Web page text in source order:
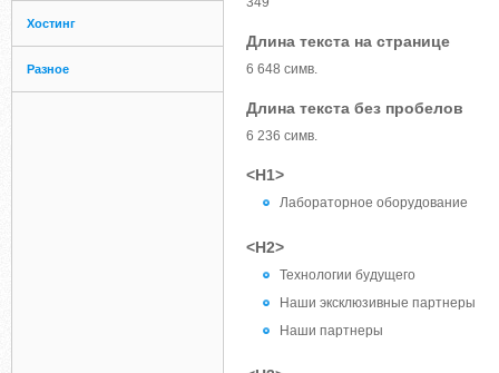
Хостинг
Разное
Длина текста на странице
6 648 симв.
Длина текста без пробелов
6 236 симв.
<H1>
Лабораторное оборудование
<H2>
Технологии будущего
Наши эксклюзивные партнеры
Наши партнеры